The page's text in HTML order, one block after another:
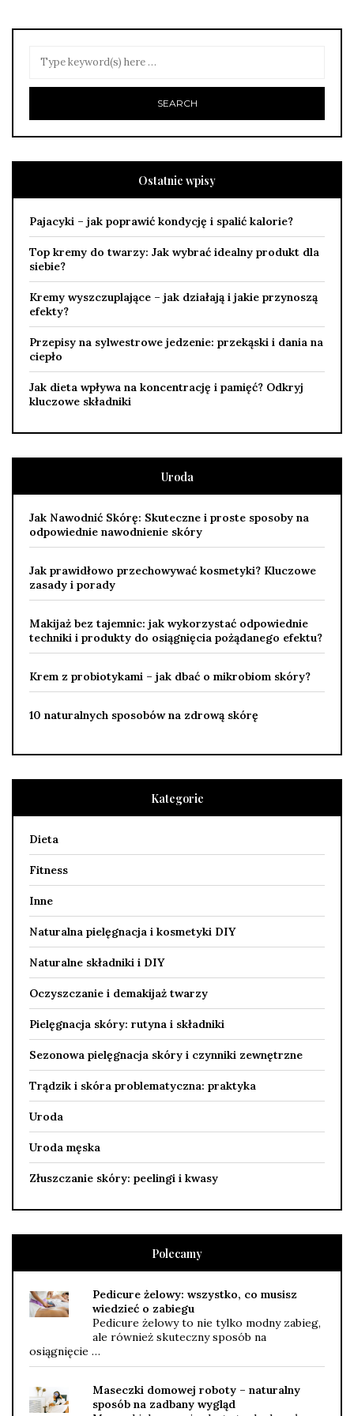
Ostatnie wpisy
Pajacyki – jak poprawić kondycję i spalić kalorie?
Top kremy do twarzy: Jak wybrać idealny produkt dla
siebie?
Kremy wyszczuplające – jak działają i jakie przynoszą
efekty?
Przepisy na sylwestrowe jedzenie: przekąski i dania na
ciepło
Jak dieta wpływa na koncentrację i pamięć? Odkryj
kluczowe składniki
Uroda
Jak Nawodnić Skórę: Skuteczne i proste sposoby na
odpowiednie nawodnienie skóry
Jak prawidłowo przechowywać kosmetyki? Kluczowe
zasady i porady
Makijaż bez tajemnic: jak wykorzystać odpowiednie
techniki i produkty do osiągnięcia pożądanego efektu?
Krem z probiotykami – jak dbać o mikrobiom skóry?
10 naturalnych sposobów na zdrową skórę
Kategorie
Dieta
Fitness
Inne
Naturalna pielęgnacja i kosmetyki DIY
Naturalne składniki i DIY
Oczyszczanie i demakijaż twarzy
Pielęgnacja skóry: rutyna i składniki
Sezonowa pielęgnacja skóry i czynniki zewnętrzne
Trądzik i skóra problematyczna: praktyka
Uroda
Uroda męska
Złuszczanie skóry: peelingi i kwasy
Polecamy
Pedicure żelowy: wszystko, co musisz
wiedzieć o zabiegu
Pedicure żelowy to nie tylko modny zabieg,
ale również skuteczny sposób na
osiągnięcie …
Maseczki domowej roboty – naturalny
sposób na zadbany wygląd